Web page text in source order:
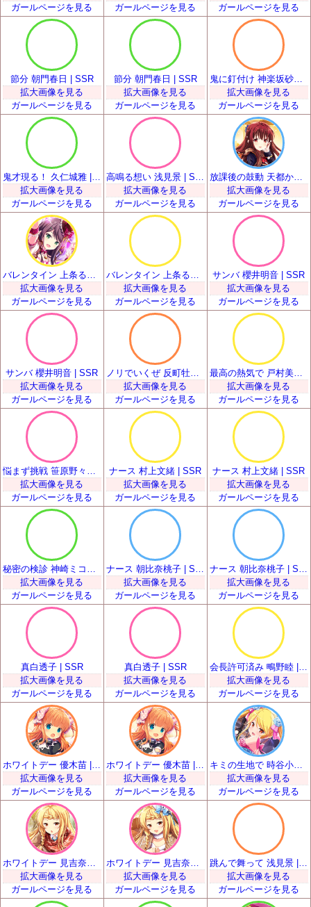
ガールページを見る
ガールページを見る
ガールページを見る
節分 朝門春日 | SSR
拡大画像を見る
ガールページを見る
節分 朝門春日 | SSR
拡大画像を見る
ガールページを見る
鬼に釘付け 神楽坂砂夜 | SSR
拡大画像を見る
ガールページを見る
拡大画像を見る
ガールページを見る
拡大画像を見る
ガールページを見る
放課後の鼓動 天都かなた | SSR
拡大画像を見る
ガールページを見る
拡大画像を見る
ガールページを見る
拡大画像を見る
ガールページを見る
サンバ 櫻井明音 | SSR
拡大画像を見る
ガールページを見る
サンバ 櫻井明音 | SSR
拡大画像を見る
ガールページを見る
ノリでいくぜ 反町牡丹 | SSR
拡大画像を見る
ガールページを見る
最高の熱気で 戸村美知留 | SSR
拡大画像を見る
ガールページを見る
拡大画像を見る
ガールページを見る
ナース 村上文緒 | SSR
拡大画像を見る
ガールページを見る
ナース 村上文緒 | SSR
拡大画像を見る
ガールページを見る
拡大画像を見る
ガールページを見る
拡大画像を見る
ガールページを見る
拡大画像を見る
ガールページを見る
真白透子 | SSR
拡大画像を見る
ガールページを見る
真白透子 | SSR
拡大画像を見る
ガールページを見る
会長許可済み 鴫野睦 | SSR
拡大画像を見る
ガールページを見る
拡大画像を見る
ガールページを見る
ホワイトデー 優木苗 | SSR
拡大画像を見る
ガールページを見る
キミの生地で 時谷小瑠璃 | SSR
拡大画像を見る
ガールページを見る
拡大画像を見る
ガールページを見る
ホワイトデー 見吉奈央 | SSR
拡大画像を見る
ガールページを見る
跳んで舞って 浅見景 | SSR
拡大画像を見る
ガールページを見る